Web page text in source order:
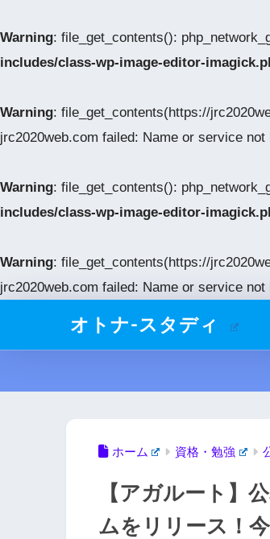
Warning: file_get_contents():
includes/class-wp-image-editor-
Warning: file_get_contents(https://
jrc2020web.com failed: Name or service not
Warning: file_get_contents():
includes/class-wp-image-editor-
Warning: file_get_contents(https://
jrc2020web.com failed: Name or service not
オトナ-スタディ
ホーム 資格・勉強
【アガルート】
ムをリリース！